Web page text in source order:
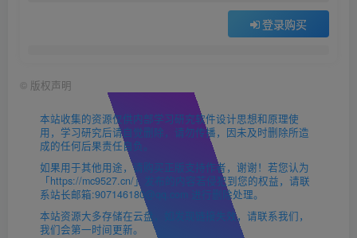
登录购买
© 版权声明
本站收集的资源仅供内部学习研究软件设计思想和原理使
用，学习研究后请自觉删除，请勿传播，因未及时删除所造
成的任何后果责任自负。
如果用于其他用途，请购买正版支持作者，谢谢！若您认为
「https://mc9527.cn/」发布的内容若侵犯到您的权益，请联
系站长邮箱:907146180@qq.com 进行删除处理。
本站资源大多存储在云盘，如发现链接失效，请联系我们，
我们会第一时间更新。